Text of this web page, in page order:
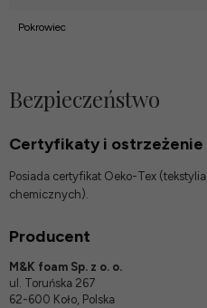
Pokrowiec
Bezpieczeństwo
Certyfikaty i
Posiada certyfikat Oeko-Tex
chemicznych).
Producent
M&K foam Sp. z o. o.
ul. Toruńska 267
62-600 Koło, Polska